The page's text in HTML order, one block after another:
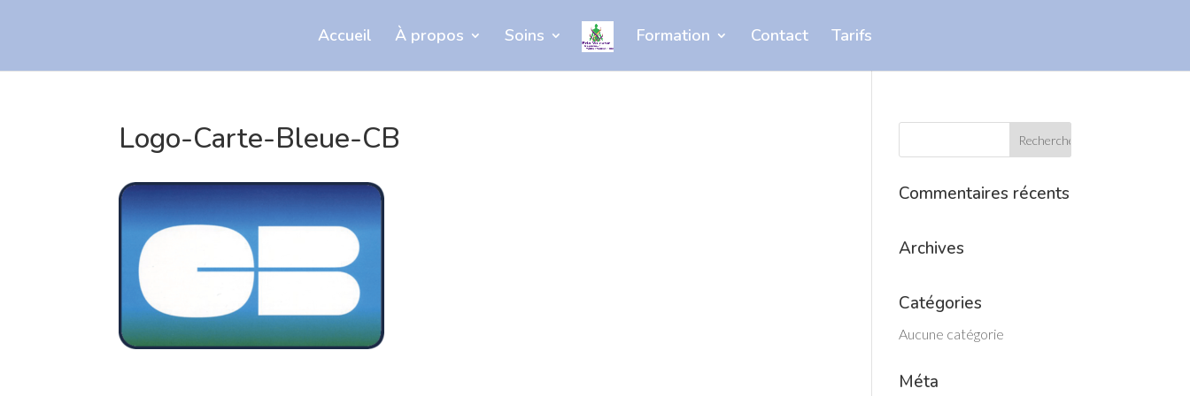
Accueil À propos Soins Formation Contact Tarifs
Logo-Carte-Bleue-CB
Commentaires récents
Archives
Catégories
Aucune catégorie
Méta